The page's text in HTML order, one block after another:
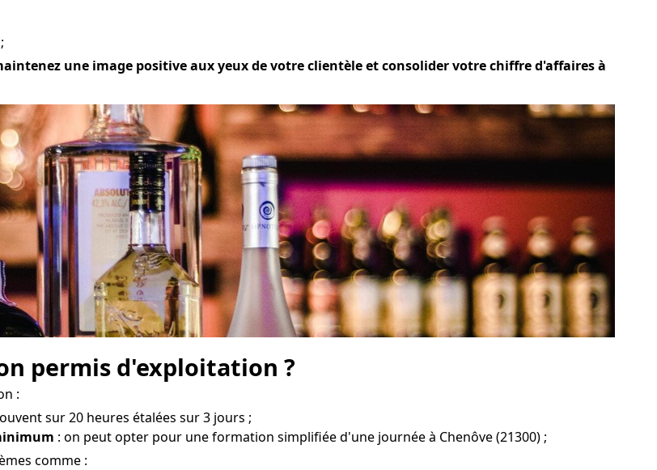
une image positive aux yeux de votre clientèle et consolider votre chiffre d'affaires à
permis d'exploitation ?
:
sur 20 heures étalées sur 3 jours ;
: on peut opter pour une formation simplifiée d'une journée à Chenôve (21300) ;
comme :